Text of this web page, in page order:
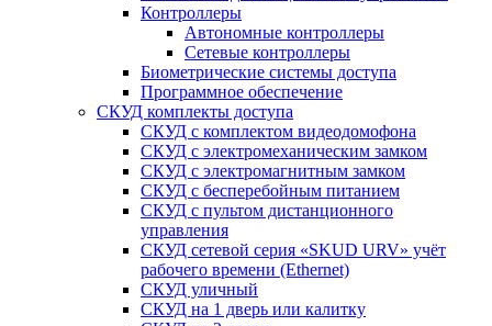
Контроллеры
Автономные контроллеры
Сетевые контроллеры
Биометрические системы доступа
Программное обеспечение
СКУД комплекты доступа
СКУД с комплектом видеодомофона
СКУД с электромеханическим замком
СКУД с электромагнитным замком
СКУД с бесперебойным питанием
СКУД с пультом дистанционного
управления
СКУД сетевой серия «SKUD URV» учёт
рабочего времени (Ethernet)
СКУД уличный
СКУД на 1 дверь или калитку